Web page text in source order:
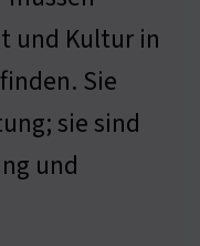
und Kultur in
Sie
sie sind
und